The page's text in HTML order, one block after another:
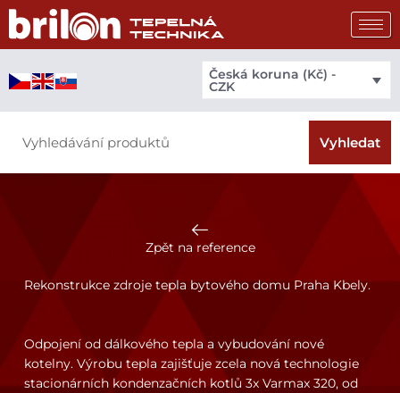
Přeskočit
obsah
Česká koruna (Kč) -
CZK
Vyhledat
Zpět na reference
Rekonstrukce zdroje tepla bytového domu Praha Kbely.
Odpojení od dálkového tepla a vybudování nové
kotelny. Výrobu tepla zajišťuje zcela nová technologie
stacionárních kondenzačních kotlů 3x Varmax 320, od